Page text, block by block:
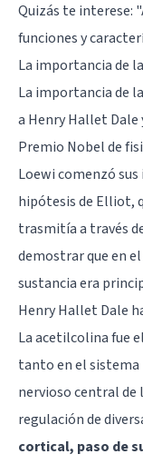
Quizás te interese: "
funciones y
La importancia de
La importancia de
a Henry Hallet
Premio Nobel de
Loewi comenzó
hipótesis de Elliot,
trasmitía a través
demostrar que en el
sustancia era
Henry Hallet Dale
La acetilcolina fue
tanto en el sistema
nervioso central de
regulación de
cortical, paso de